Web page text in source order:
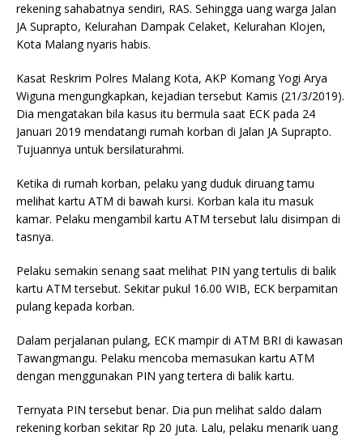
rekening sahabatnya sendiri, RAS. Sehingga uang warga Jalan
JA Suprapto, Kelurahan Dampak Celaket, Kelurahan Klojen,
Kota Malang nyaris habis.
Kasat Reskrim Polres Malang Kota, AKP Komang Yogi Arya
Wiguna mengungkapkan, kejadian tersebut Kamis (21/3/2019).
Dia mengatakan bila kasus itu bermula saat ECK pada 24
Januari 2019 mendatangi rumah korban di Jalan JA Suprapto.
Tujuannya untuk bersilaturahmi.
Ketika di rumah korban, pelaku yang duduk diruang tamu
melihat kartu ATM di bawah kursi. Korban kala itu masuk
kamar. Pelaku mengambil kartu ATM tersebut lalu disimpan di
tasnya.
Pelaku semakin senang saat melihat PIN yang tertulis di balik
kartu ATM tersebut. Sekitar pukul 16.00 WIB, ECK berpamitan
pulang kepada korban.
Dalam perjalanan pulang, ECK mampir di ATM BRI di kawasan
Tawangmangu. Pelaku mencoba memasukan kartu ATM
dengan menggunakan PIN yang tertera di balik kartu.
Ternyata PIN tersebut benar. Dia pun melihat saldo dalam
rekening korban sekitar Rp 20 juta. Lalu, pelaku menarik uang